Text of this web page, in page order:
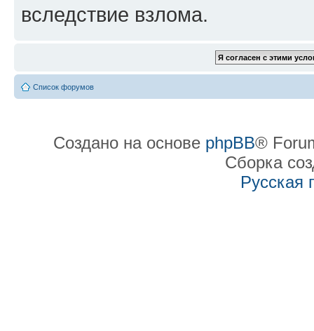
вследствие взлома.
Список форумов
Создано на основе phpBB®
Сборка
Русская